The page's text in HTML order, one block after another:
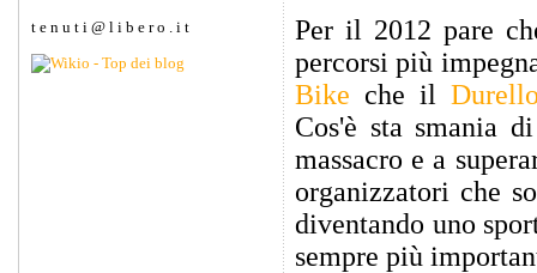
t e n u t i @ l i b e r o . i t
Per il 2012 pare
percorsi più
Bike che il
Cos'è sta smania
massacro e a
organizzatori che
diventando uno
sempre più